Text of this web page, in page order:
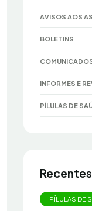
AVISOS AOS
BOLETINS
INFORMES E
PÍLULAS DE
Recentes
PÍLULAS DE